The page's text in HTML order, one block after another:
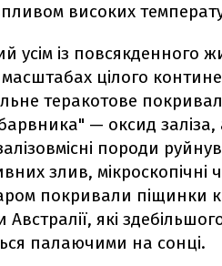
високих
усім із повсякденного
цілого
теракотове
— оксид заліза,
породи
злив, мікроскопічні
покривали піщинки
які
палаючими на сонці.